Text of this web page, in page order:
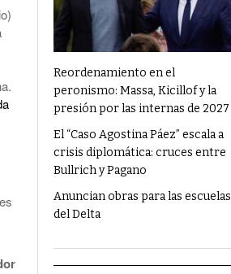
Condenaron Al Ex Marido De Julieta Prandi A
19 Años De Cárcel Por Abuso Sexual
Ajuste En Discapacidad: Organizaciones
Denunciaron Al Gobierno Ante La ONU
Reordenamiento en el
peronismo: Massa, Kicillof y la
presión por las internas de 2027
El “Caso Agostina Páez” escala a
crisis diplomática: cruces entre
Bullrich y Pagano
Anuncian obras para las escuelas
del Delta